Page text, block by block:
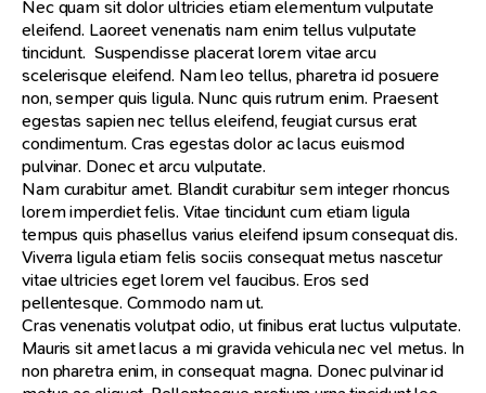
Nec quam sit dolor ultricies etiam elementum vulputate
eleifend. Laoreet venenatis nam enim tellus vulputate
tincidunt. Suspendisse placerat lorem vitae arcu
scelerisque eleifend. Nam leo tellus, pharetra id posuere
non, semper quis ligula. Nunc quis rutrum enim. Praesent
egestas sapien nec tellus eleifend, feugiat cursus erat
condimentum. Cras egestas dolor ac lacus euismod
pulvinar. Donec et arcu vulputate.
Nam curabitur amet. Blandit curabitur sem integer rhoncus
lorem imperdiet felis. Vitae tincidunt cum etiam ligula
tempus quis phasellus varius eleifend ipsum consequat dis.
Viverra ligula etiam felis sociis consequat metus nascetur
vitae ultricies eget lorem vel faucibus. Eros sed
pellentesque. Commodo nam ut.
Cras venenatis volutpat odio, ut finibus erat luctus vulputate.
Mauris sit amet lacus a mi gravida vehicula nec vel metus. In
non pharetra enim, in consequat magna. Donec pulvinar id